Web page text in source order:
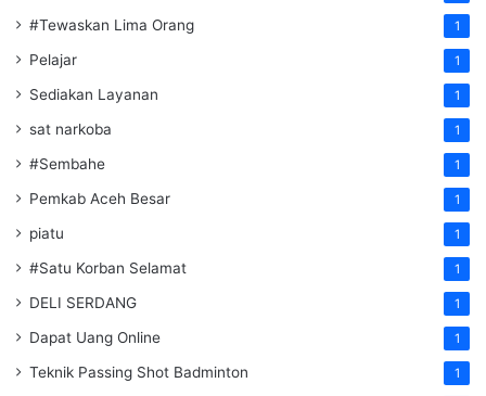
#Tewaskan Lima Orang 1
Pelajar 1
Sediakan Layanan 1
sat narkoba 1
#Sembahe 1
Pemkab Aceh Besar 1
piatu 1
#Satu Korban Selamat 1
DELI SERDANG 1
Dapat Uang Online 1
Teknik Passing Shot Badminton 1